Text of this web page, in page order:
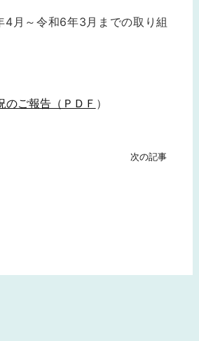
4月～令和6年3月までの取り組
ご報告（ＰＤＦ ）
次の記事